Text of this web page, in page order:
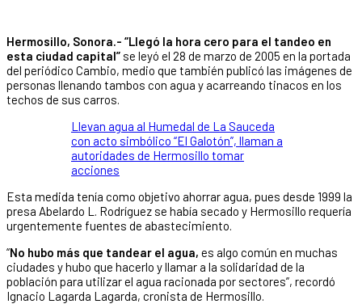
Hermosillo, Sonora.- “Llegó la hora cero para el tandeo en
esta ciudad capital” se leyó el 28 de marzo de 2005 en la portada
del periódico Cambio, medio que también publicó las imágenes de
personas llenando tambos con agua y acarreando tinacos en los
techos de sus carros.
Llevan agua al Humedal de La Sauceda
con acto simbólico “El Galotón”, llaman a
autoridades de Hermosillo tomar
acciones
Esta medida tenía como objetivo ahorrar agua, pues desde 1999 la
presa Abelardo L. Rodríguez se había secado y Hermosillo requería
urgentemente fuentes de abastecimiento.
“No hubo más que tandear el agua, es algo común en muchas
ciudades y hubo que hacerlo y llamar a la solidaridad de la
población para utilizar el agua racionada por sectores”, recordó
Ignacio Lagarda Lagarda, cronista de Hermosillo.